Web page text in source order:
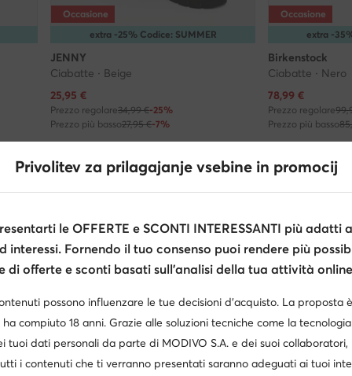
extra -25% Codice: SUMMER
Occasione
JENNY
Ciabatte · Beige
Prezzo attuale
25,95 €
Prezzo regolare34,99 €-25%
Prezzo più basso27,95 €-7%
extra -
Occasione
Birkenstock
Ciabatte · Nero
Prezzo attuale
78,99 €
Prezzo regolare
Prezzo più basso
nella taglia selezionata.
40 41 Vedi di più
Privolitev za prilagajanje vsebine in promocij
le OFFERTE e SCONTI INTERESSANTI più adatti
interessi. Fornendo il tuo consenso puoi rendere più
di offerte e sconti basati sull’analisi della tua attività
possono influenzare le tue decisioni d’acquisto. La proposta
compiuto 18 anni. Grazie alle soluzioni tecniche come la
tuoi dati personali da parte di MODIVO S.A. e dei suoi collaboratori,
i contenuti che ti verranno presentati saranno adeguati ai tuoi